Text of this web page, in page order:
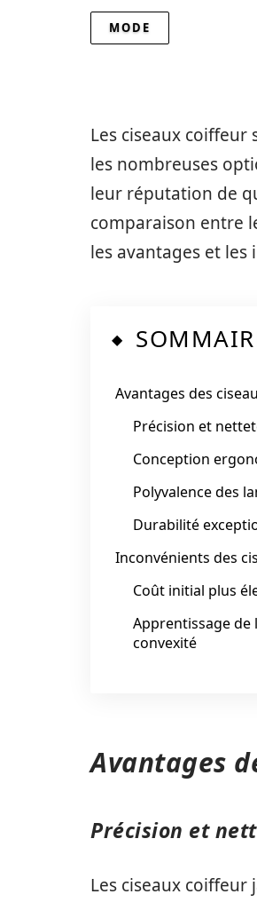
MODE
Les ciseaux
les nombreuses
leur réputation de
comparaison entre
les avantages et les
Avantages des
Précision et
Conception
Polyvalence des
Durabilité
Inconvénients des
Coût initial plus
Apprentissage de
convexité
Avantages
Précision et
Les ciseaux